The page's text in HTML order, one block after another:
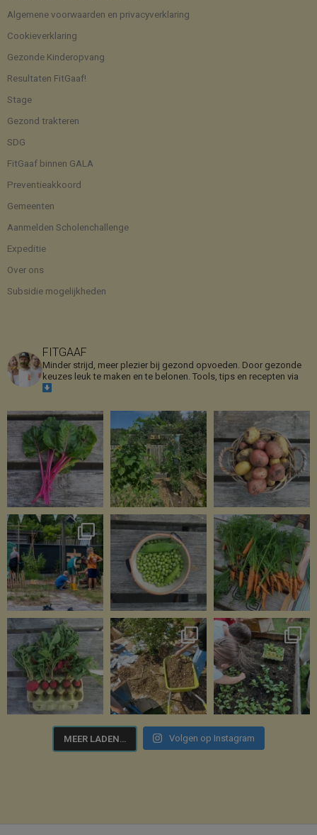
Algemene voorwaarden en privacyverklaring
Cookieverklaring
Gezonde Kinderopvang
Resultaten FitGaaf!
Stage
Gezond trakteren
SDG
FitGaaf binnen GALA
Preventieakkoord
Gemeenten
Aanmelden Scholenchallenge
Expeditie
Over ons
Subsidie mogelijkheden
FITGAAF
Minder strijd, meer plezier bij gezond opvoeden. Door gezonde
keuzes leuk te maken en te belonen. Tools, tips en recepten via
MEER LADEN… Volgen op Instagram